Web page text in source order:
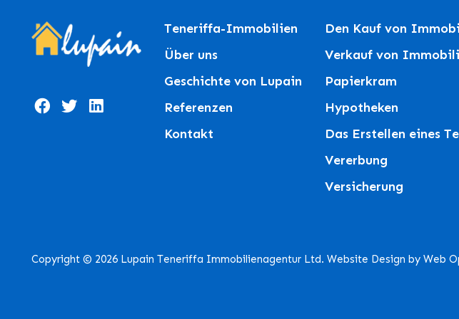
Teneriffa-Immobilien
Über uns
Geschichte von Lupain
Referenzen
Kontakt
Den Kauf von
Verkauf von
Papierkram
Hypotheken
Das Erstellen eines
Vererbung
Versicherung
Copyright © 2026 Lupain Teneriffa Immobilienagentur Ltd. Website Design by Web